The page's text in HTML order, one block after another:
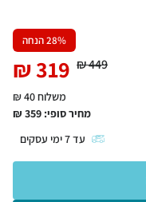
28% הנחה
449
₪
319
₪
משלוח 40 ₪
מחיר סופי: 359
₪
עד7ימי עסקים